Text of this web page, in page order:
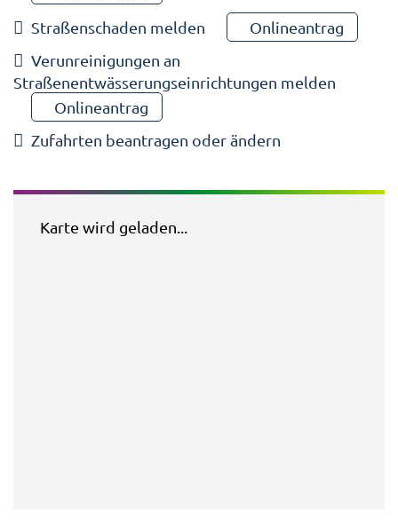
Straßenschaden melden
Onlineantrag
Verunreinigungen an
Straßenentwässerungseinrichtungen melden
Onlineantrag
Zufahrten beantragen oder ändern
Karte wird geladen...